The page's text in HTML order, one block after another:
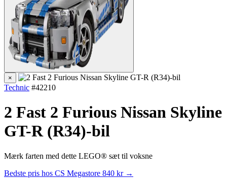
×
Technic #42210
2 Fast 2 Furious Nissan Skyline
GT-R (R34)-bil
Mærk farten med dette LEGO® sæt til voksne
Bedste pris hos CS Megastore 840 kr →